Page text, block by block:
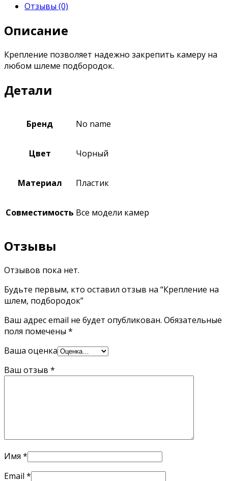
Отзывы (0)
Описание
Крепление позволяет надежно закрепить камеру на
любом шлеме подбородок.
Детали
Бренд No name
Цвет Чорный
Материал Пластик
Совместимость Все модели камер
Отзывы
Отзывов пока нет.
Будьте первым, кто оставил отзыв на “Крепление на
шлем, подбородок”
Ваш адрес email не будет опубликован. Обязательные
поля помечены *
Ваша оценка
Ваш отзыв *
Имя *
Email *